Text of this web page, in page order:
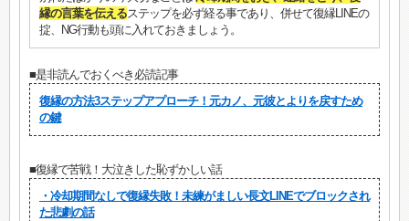
縁の言葉を伝えるステップを必ず経る事であり、併せて復縁LINEの
掟、NG行動も頭に入れておきましょう。
■是非読んでおくべき必読記事
復縁の方法3ステップアプローチ！元カノ、元彼とよりを戻すため
の鍵
■復縁で苦戦！大泣きした恥ずかしい話
・冷却期間なしで復縁失敗！未練がましい長文LINEでブロックされ
た悲劇の話